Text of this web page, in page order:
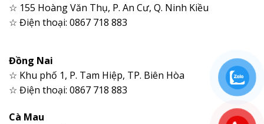
☆ 155 Hoàng Văn Thụ, P. An Cư, Q. Ninh Kiều
☆ Điện thoại: 0867 718 883
Đồng Nai
☆ Khu phố 1, P. Tam Hiệp, TP. Biên Hòa
☆ Điện thoại: 0867 718 883
Cà Mau